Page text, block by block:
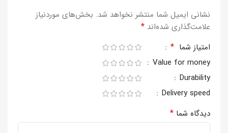
نشانی ایمیل شما منتشر نخواهد شد. بخش‌های موردنیاز
علامت‌گذاری شده‌اند *
امتیاز شما *
Value for money
Durability
Delivery speed
دیدگاه شما *